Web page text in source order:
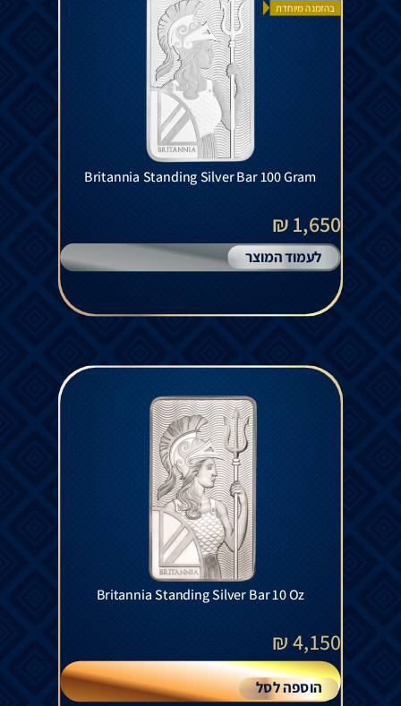
בהזמנה מיוחדת
Britannia Standing Silver Bar 100 Gram
1,650 ₪
לעמוד המוצר
Britannia Standing Silver Bar 10 Oz
4,150
₪
הוספה לסל